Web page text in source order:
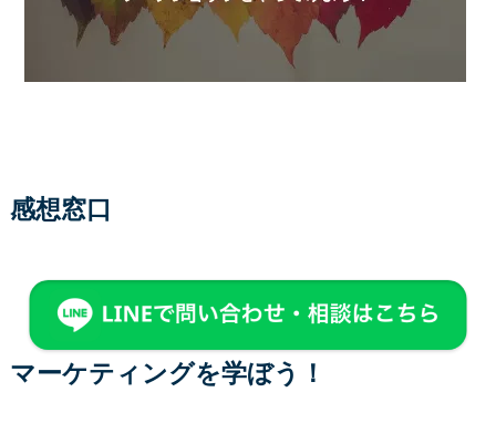
感想窓口
マーケティングを学ぼう！